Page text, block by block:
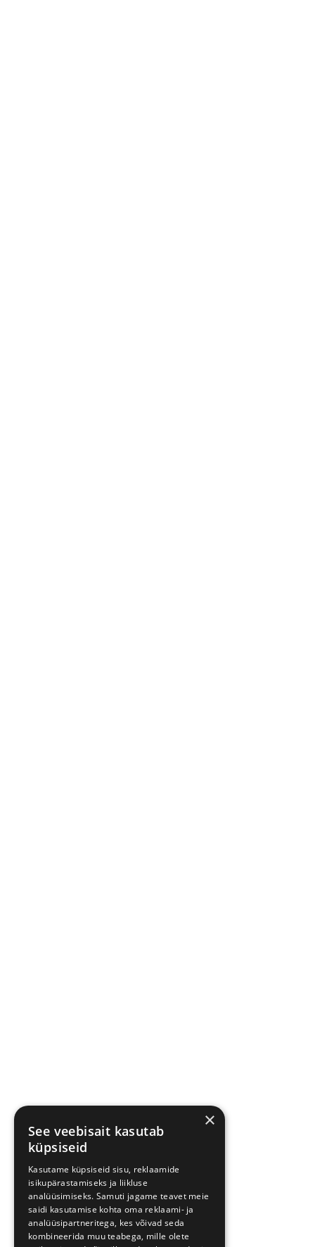
×
See veebisait kasutab
küpsiseid
Kasutame küpsiseid sisu, reklaamide
isikupärastamiseks ja liikluse
analüüsimiseks. Samuti jagame teavet meie
saidi kasutamise kohta oma reklaami- ja
analüüsipartneritega, kes võivad seda
kombineerida muu teabega, mille olete